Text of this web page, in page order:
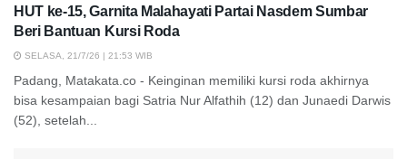
HUT ke-15, Garnita Malahayati Partai Nasdem Sumbar
Beri Bantuan Kursi Roda
SELASA, 21/7/26 | 21:53 WIB
Padang, Matakata.co - Keinginan memiliki kursi roda akhirnya
bisa kesampaian bagi Satria Nur Alfathih (12) dan Junaedi Darwis
(52), setelah...